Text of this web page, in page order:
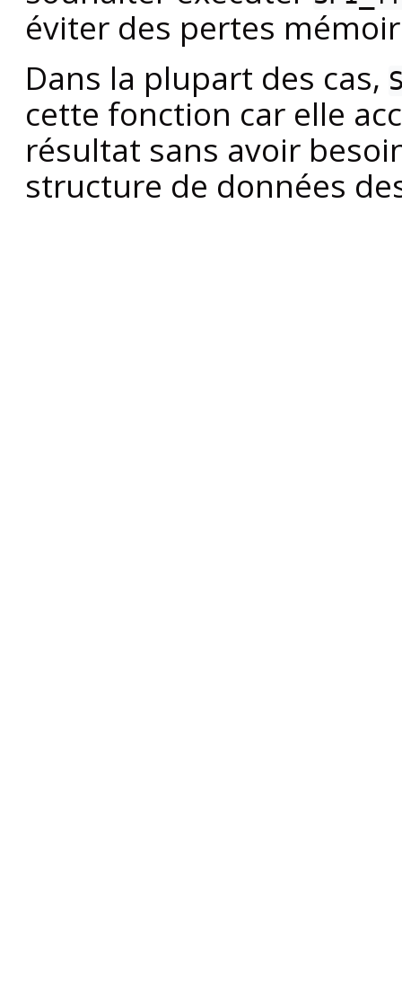
éviter des pertes
Dans la plupart des cas,
cette fonction car elle
résultat sans avoir
structure de données